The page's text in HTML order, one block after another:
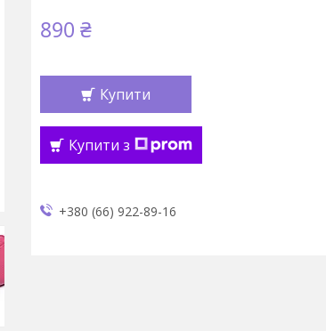
890 ₴
Купити
Купити з
+380 (66) 922-89-16